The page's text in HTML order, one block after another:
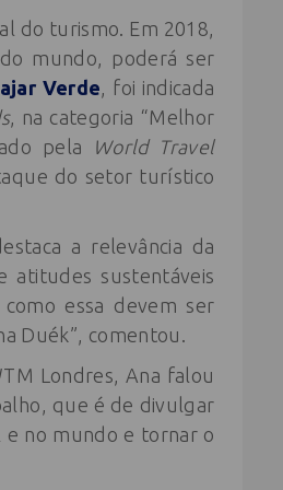
do turismo. Em 2018,
mundo, poderá ser
Verde, foi indicada
, na categoria “Melhor
pela
World Travel
do setor turístico
a relevância da
atitudes sustentáveis
essa devem ser
Duék”, comentou.
Londres, Ana falou
que é de divulgar
e no mundo e tornar o